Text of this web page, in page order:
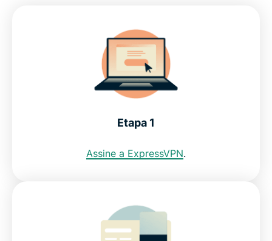
Veja por que a ExpressVPN é a melhor VPN para a
Posso usar uma VPN gratuita para obter um
ExpressVPN para outros países
Etapa 1
Assine a ExpressVPN.